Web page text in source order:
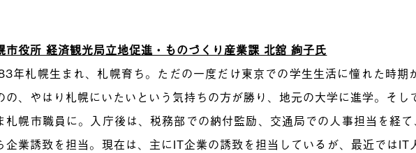
市役所 経済観光局立地促進・ものづくり産業課 北舘 絢子氏
年札幌生まれ、札幌育ち。ただの一度だけ東京での学生生活に憧れた時期
の、やはり札幌にいたいという気持ちの方が勝り、地元の大学に進学。そし
札幌市職員に。入庁後は、税務部での納付監励、交通局での人事担当を経
企業誘致を担当。現在は、主にIT企業の誘致を担当しているが、最近ではIT